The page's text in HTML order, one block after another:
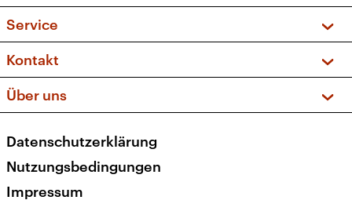
Sendungen und Podcasts
Musikliste
Kakadu – Das Kinderprogramm
Frequenzen (UKW + DAB+)
Service
FAQ
Apps
Newsletter
Veranstaltungen
Kontakt
Social Media
Über uns
Presse
Karriere
Transparenz
Datenschutzerklärung
Nutzungsbedingungen
Impressum